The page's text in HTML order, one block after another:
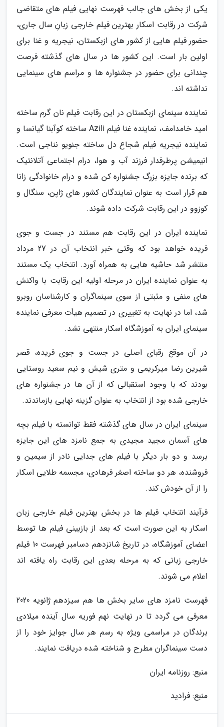
یکی از بخش های جالب فهرست نهایی فیلم های متقاضی
شرکت در رقابت اسکار بهترین فیلم خارجی زبانِ سال جاری،
حضور فیلم هایی از کشور های ازبکستان، نیجریه و غنا برای
اولین بار است. این کشور ها در سال های گذشته فرصت
چندانی برای حضور در جشنواره ها و مراسم های سینمایی
نداشته اند.
نماینده سینمای ازبکستان در این رقابت فیلم نان گرم ساخته
امید خامدامف، نماینده غنا فیلم Azili ساخته کوآبنا گیانسا و
نماینده نیجریه فیلم شجاع دل ساخته جنویو نناجی است.
انیمیشن پرطرفدار فرزند آب و هوا، درام اجتماعی آتلانتیک
که برنده جایزه بزرگ جشنواره کن شده و درام خانوادگی زانا
هم قرار است به عنوان نمایندگان کشور های ژاپن، سنگال و
کوزوو در این رقابت شرکت داده شوند.
نماینده ایران در این رقابت هم مستند در جست و جوی
فریده خواهد بود که وقتی خبر انتخاب آن در 27 مرداد
منتشر شد حاشیه هایی به همراه آورد. انتخاب یک مستند
به عنوان نماینده ایران در مرحله اولیه این رقابت با واکنش
های منفی و مثبتی از سوی سینماگران و کارشناسان روبرو
شد، اما در نهایت به تغییری در تصمیم هیأت معرفی نماینده
سینمای ایران به آموزشگاه اسکار منتهی نشد.
در آن موقع رقبای اصلی در جست و جوی فریده، قصر
شیرین رضا میرکریمی و متری شیش و نیم سعید روستایی
بودند که با وجود استقبالی که از آن ها در جشنواره های
خارجی شده بود از انتخاب به عنوان گزینه نهایی بازماندند.
سینمای ایران در سال های گذشته فقط توانسته با فیلم بچه
های آسمان مجید مجیدی به جمع نامزد های این جایزه
برسد و دو بار دیگر با فیلم های جدایی نادر از سیمین و
فروشنده، هر دو ساخته اصغر فرهادی، مجسمه طلایی اسکار
را از آن خودش کند.
فرآیند انتخاب فیلم ها در بخش بهترین فیلم خارجی زبان
اسکار به این صورت است که بعد از بازبینی فیلم ها توسط
اعضای آموزشگاه، در تاریخ شانزدهم دسامبر فهرست 10 فیلم
خارجی زبانی که به مرحله بعدی این رقابت راه یافته اند
اعلام می شوند.
فهرست نامزد های سایر بخش ها هم سیزدهم ژانویه 2020
معرفی می گردد تا در نهایت نهم فوریه سال آینده میلادی
برندگان در مراسمی ویژه به رسم هر سال جوایز خود را از
دست سینماگران مطرح و شناخته شده دریافت نمایند.
منبع: روزنامه ایران
منبع: فرادید